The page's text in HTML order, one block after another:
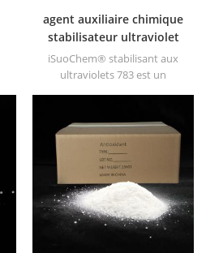
agent auxiliaire chimique
stabilisateur ultraviolet
783
iSuoChem® stabilisant aux
ultraviolets 783 est un